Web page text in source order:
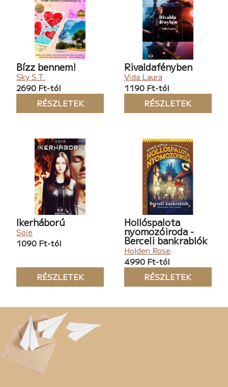
Bízz bennem!
Sky S.T.
2690 Ft-tól
RÉSZLETEK
Rivaldafényben
Vida Laura
1190 Ft-tól
RÉSZLETEK
Ikerháború
Soie
1090 Ft-tól
RÉSZLETEK
Hollóspalota
nyomozóiroda -
Berceli bankrablók
Holden Rose
4990 Ft-tól
RÉSZLETEK